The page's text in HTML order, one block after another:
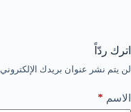
اترك ردّاً
لن يتم نشر عنوان بريدك الإلكتروني.
الاسم *